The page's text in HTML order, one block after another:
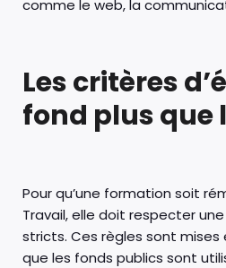
comme le web, la
Les critères
fond plus que
Pour qu’une formation soit
Travail, elle doit respecter
stricts. Ces règles sont mises
que les fonds publics sont